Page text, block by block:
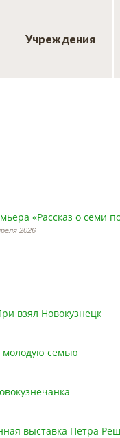
Учреждения
«Рассказ о семи
2026
взял Новокузнецк
молодую семью
выставка Петра